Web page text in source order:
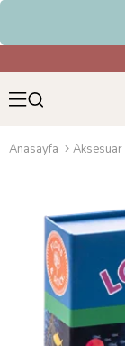
Anasayfa Aksesuar